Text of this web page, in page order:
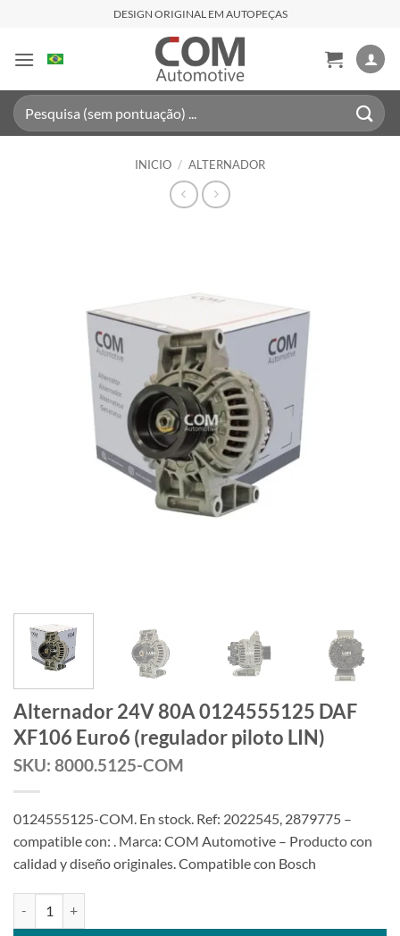
contenido
DESIGN ORIGINAL EM AUTOPEÇAS
Buscar
por:
INICIO / ALTERNADOR
Alternador 24V 80A 0124555125 DAF
XF106 Euro6 (regulador piloto LIN)
SKU: 8000.5125-COM
0124555125-COM. En stock. Ref: 2022545, 2879775 –
compatible con: . Marca: COM Automotive – Producto con
calidad y diseño originales. Compatible con Bosch